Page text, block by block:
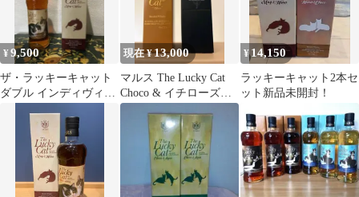
¥9,500
ザ・ラッキーキャット
ダブル インディヴィジ
現在 ¥13,000
マルス The Lucky Cat
Choco & イチローズモ
ルト
¥ 14,150
ラッキーキャット2本セ
ット新品未開封！